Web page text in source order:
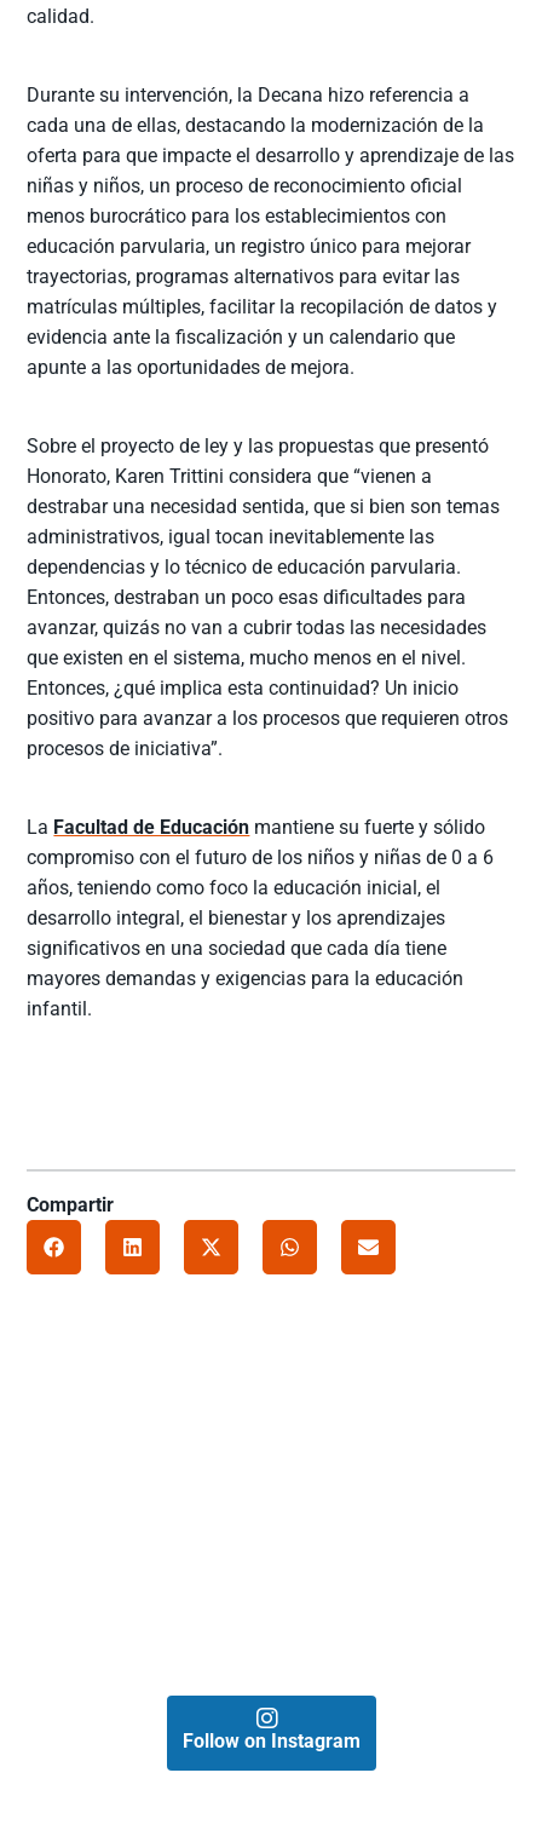
calidad.
Durante su intervención, la Decana hizo referencia a
cada una de ellas, destacando la modernización de la
oferta para que impacte el desarrollo y aprendizaje de las
niñas y niños, un proceso de reconocimiento oficial
menos burocrático para los establecimientos con
educación parvularia, un registro único para mejorar
trayectorias, programas alternativos para evitar las
matrículas múltiples, facilitar la recopilación de datos y
evidencia ante la fiscalización y un calendario que
apunte a las oportunidades de mejora.
Sobre el proyecto de ley y las propuestas que presentó
Honorato, Karen Trittini considera que “vienen a
destrabar una necesidad sentida, que si bien son temas
administrativos, igual tocan inevitablemente las
dependencias y lo técnico de educación parvularia.
Entonces, destraban un poco esas dificultades para
avanzar, quizás no van a cubrir todas las necesidades
que existen en el sistema, mucho menos en el nivel.
Entonces, ¿qué implica esta continuidad? Un inicio
positivo para avanzar a los procesos que requieren otros
procesos de iniciativa”.
La Facultad de Educación mantiene su fuerte y sólido
compromiso con el futuro de los niños y niñas de 0 a 6
años, teniendo como foco la educación inicial, el
desarrollo integral, el bienestar y los aprendizajes
significativos en una sociedad que cada día tiene
mayores demandas y exigencias para la educación
infantil.
Compartir
Follow on Instagram